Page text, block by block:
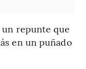
repunte que
en un puñado